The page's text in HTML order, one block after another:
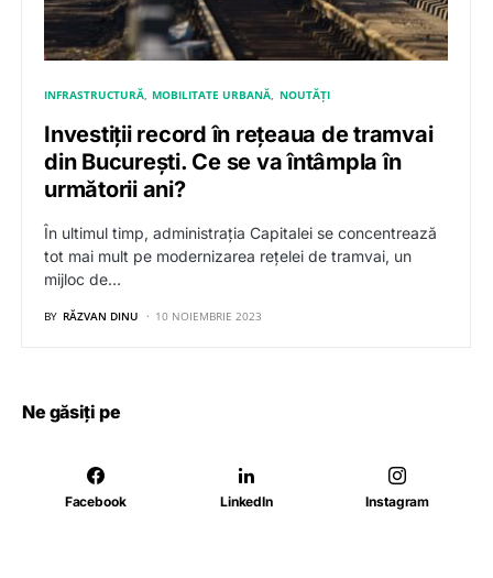
INFRASTRUCTURĂ MOBILITATE URBANĂ NOUTĂȚI
Investiții record în rețeaua de tramvai
din București. Ce se va întâmpla în
următorii ani?
În ultimul timp, administrația Capitalei se concentrează
tot mai mult pe modernizarea rețelei de tramvai, un
mijloc de…
BY RĂZVAN DINU 10 NOIEMBRIE 2023
Ne găsiți pe
Facebook LinkedIn Instagram